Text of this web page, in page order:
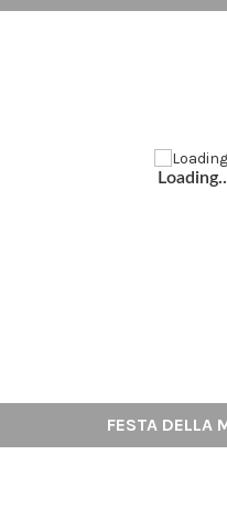
FESTA DELLA